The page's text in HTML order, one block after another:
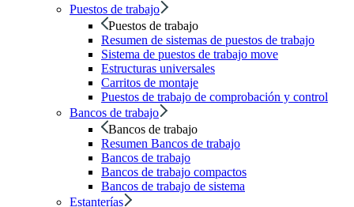
Puestos de trabajo
Puestos de trabajo
Resumen de sistemas de puestos de trabajo
Sistema de puestos de trabajo move
Estructuras universales
Carritos de montaje
Puestos de trabajo de comprobación y control
Bancos de trabajo
Bancos de trabajo
Resumen Bancos de trabajo
Bancos de trabajo
Bancos de trabajo compactos
Bancos de trabajo de sistema
Estanterías